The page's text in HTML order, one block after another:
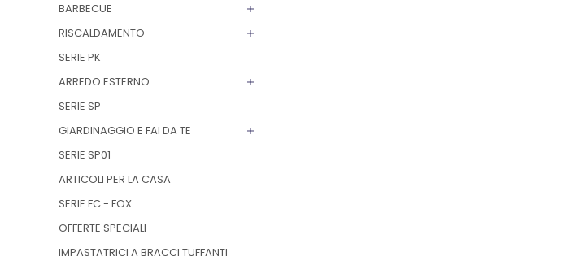
BARBECUE
RISCALDAMENTO
SERIE PK
ARREDO ESTERNO
SERIE SP
GIARDINAGGIO E FAI DA TE
SERIE SP01
ARTICOLI PER LA CASA
SERIE FC - FOX
OFFERTE SPECIALI
IMPASTATRICI A BRACCI TUFFANTI